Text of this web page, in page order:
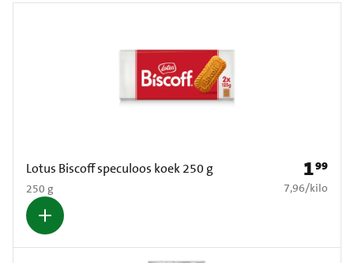
Lotus Biscoff speculoos koek 250 g
250 g
Prijs: €
199
€ 7,96 per kilo
7,96/kilo